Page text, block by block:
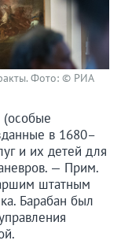
Фото: © РИА
(особые
в 1680–
и их детей для
— Прим.
штатным
Барабан был